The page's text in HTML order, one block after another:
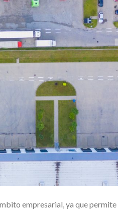
empresarial, ya que